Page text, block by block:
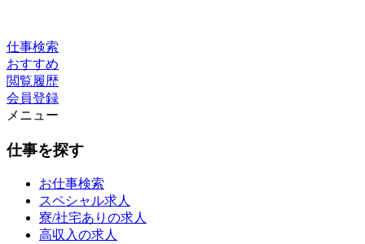
仕事検索
おすすめ
閲覧履歴
会員登録
メニュー
仕事を探す
お仕事検索
スペシャル求人
寮/社宅ありの求人
高収入の求人